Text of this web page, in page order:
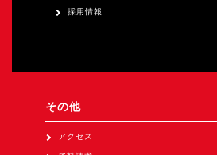
採用情報
その他
アクセス